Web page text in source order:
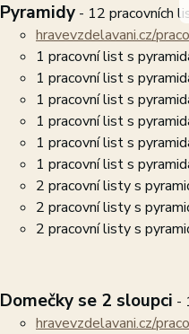
Pyramidy- 12 pracovních
hravevzdelavani.cz/
1 pracovní list s
1 pracovní list s
1 pracovní list s
1 pracovní list s
1 pracovní list s
1 pracovní list s
2 pracovní listy s
2 pracovní listy s
2 pracovní listy s
Domečky se 2 sloupci -
hravevzdelavani.cz/